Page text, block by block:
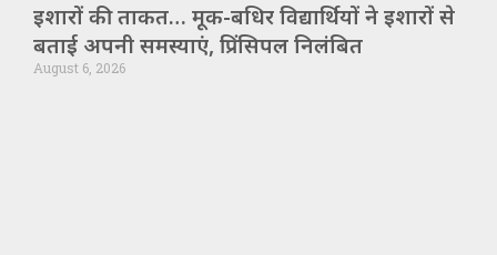
इशारों की ताकत… मूक-बधिर विद्यार्थियों ने इशारों से
बताई अपनी समस्याएं, प्रिंसिपल निलंबित
August 6, 2026